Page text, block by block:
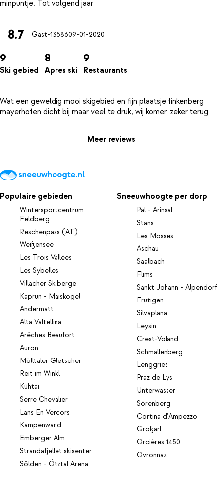
8.7 Gast-1358609-01-2020
9
Ski gebied
8
Apres ski
9
Restaurants
Wat een geweldig mooi skigebied en fijn plaatsje finkenberg
Meer reviews
Populaire gebieden
Wintersportcentrum
Feldberg
Reschenpass (AT)
Weißensee
Les Trois Vallées
Les Sybelles
Villacher Skiberge
Kaprun - Maiskogel
Andermatt
Alta Valtellina
Arêches Beaufort
Auron
Mölltaler Gletscher
Reit im Winkl
Kühtai
Serre Chevalier
Lans En Vercors
Kampenwand
Emberger Alm
Strandafjellet skisenter
Sölden - Ötztal Arena
Sneeuwhoogte per dorp
Pal - Arinsal
Stans
Les Mosses
Aschau
Saalbach
Flims
Sankt Johann - Alpendorf
Frutigen
Silvaplana
Leysin
Crest-Voland
Schmallenberg
Lenggries
Praz de Lys
Unterwasser
Sörenberg
Cortina d'Ampezzo
Großarl
Orcières 1450
Ovronnaz